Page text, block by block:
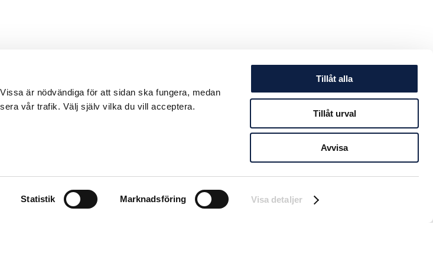
är nödvändiga för att sidan ska fungera, medan
vår trafik. Välj själv vilka du vill acceptera.
Statistik Marknadsföring Visa detaljer
Tillåt alla
Tillåt urval
Avvisa